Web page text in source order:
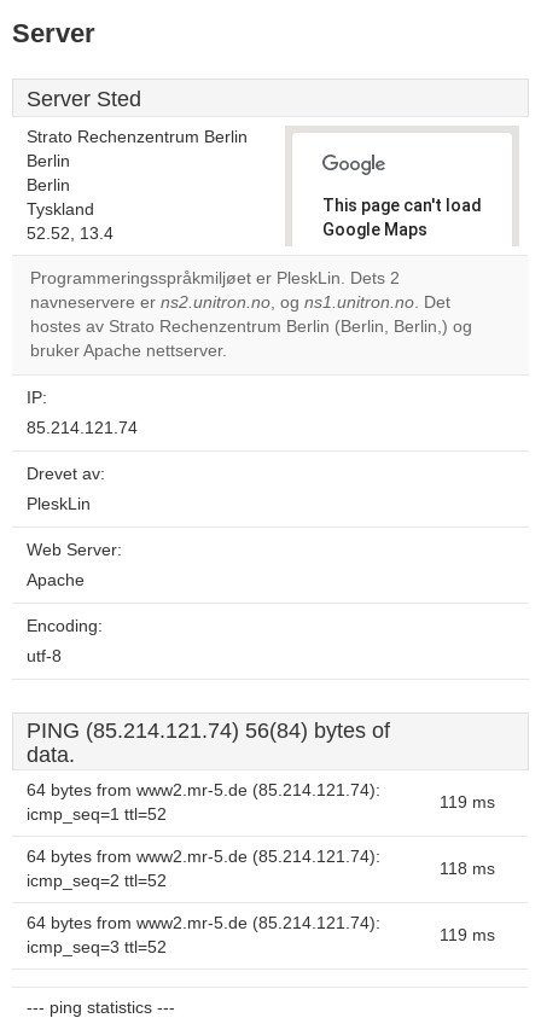
Server
Server Sted
Strato Rechenzentrum Berlin
Berlin
Berlin
Tyskland
52.52, 13.4
This page can't load
Google Maps
correctly.
Do you
own this
OK
Programmeringsspråkmiljøet er PleskLin. Dets 2
navneservere er ns2.unitron.no, og ns1.unitron.no. Det
hostes av Strato Rechenzentrum Berlin (Berlin, Berlin,) og
bruker Apache nettserver.
IP:
85.214.121.74
Drevet av:
PleskLin
Web Server:
Apache
Encoding:
utf-8
PING (85.214.121.74) 56(84) bytes of
data.
64 bytes from www2.mr-5.de (85.214.121.74):
icmp_seq=1 ttl=52
119 ms
64 bytes from www2.mr-5.de (85.214.121.74):
icmp_seq=2 ttl=52
118 ms
64 bytes from www2.mr-5.de (85.214.121.74):
icmp_seq=3 ttl=52
119 ms
--- ping statistics ---